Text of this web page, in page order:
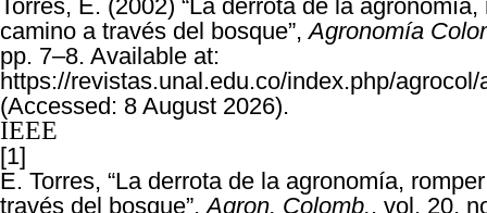
Torres, E. (2002) “La derrota de la agronomía,
camino a través del bosque”,Agronomía
pp. 7–8. Available at:
https://revistas.unal.edu.co/index.php/
(Accessed: 8 August 2026).
IEEE
[1]
E. Torres, “La derrota de la agronomía,
través del bosque”,Agron. Colomb., vol. 20,